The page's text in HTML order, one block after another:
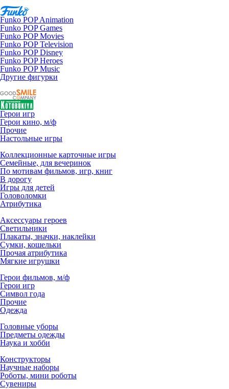
Funko POP Animation
Funko POP Games
Funko POP Movies
Funko POP Television
Funko POP Disney
Funko POP Heroes
Funko POP Music
Другие фигурки
Герои игр
Герои кино, м/ф
Прочие
Настольные игры
Коллекционные карточные игры
Семейные, для вечеринок
По мотивам фильмов, игр, книг
В дорогу
Игры для детей
Головоломки
Атрибутика
Аксессуары героев
Светильники
Плакаты, значки, наклейки
Сумки, кошельки
Прочая атрибутика
Мягкие игрушки
Герои фильмов, м/ф
Герои игр
Символ года
Прочие
Одежда
Головные уборы
Предметы одежды
Наука и хобби
Конструкторы
Научные наборы
Роботы, мини роботы
Сувениры